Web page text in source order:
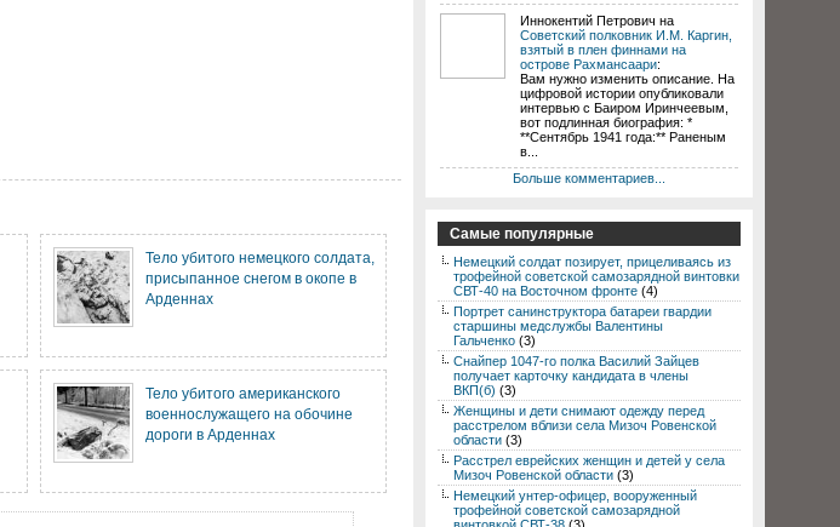
Тело убитого немецкого солдата,
присыпанное снегом в окопе в
Арденнах
Тело убитого американского
военнослужащего на обочине
дороги в Арденнах
Иннокентий Петрович на
Советский полковник И.М. Каргин,
взятый в плен финнами на
острове Рахмансаари:
Вам нужно изменить описание. На
цифровой истории опубликовали
интервью с Баиром Иринчеевым,
вот подлинная биография: *
**Сентябрь 1941 года:** Раненым
в...
Больше комментариев...
Самые популярные
Немецкий солдат позирует, прицеливаясь из
трофейной советской самозарядной винтовки
СВТ-40 на Восточном фронте (4)
Портрет санинструктора батареи гвардии
старшины медслужбы Валентины
Гальченко (3)
Снайпер 1047-го полка Василий Зайцев
получает карточку кандидата в члены
ВКП(б) (3)
Женщины и дети снимают одежду перед
расстрелом вблизи села Мизоч Ровенской
области (3)
Расстрел еврейских женщин и детей у села
Мизоч Ровенской области (3)
Немецкий унтер-офицер, вооруженный
трофейной советской самозарядной